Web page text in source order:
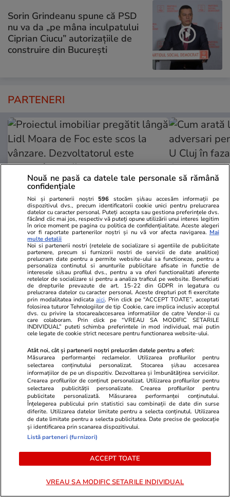
Sorin Grindeanu spune că PSD
nu va da „pe mâna inculpatului
Ciprian Ciucu” autorizațiile de
construire din București
PARTENERI
ZiaruldeIasi.ro
Proiectul imobiliar pregătit lângă
Lidl Moara de Foc este scos la
vânzare. Dezvoltatorul este
asociat în piață cu un alt proiect
de anvergură
Fanatik.ro
Cum arată
adversari
și U Cluj în
Conference
echipe sunt
ULTIMELE ȘTIRI
Tehnologie 09:39
Două modele AI fără acces la internet au
evadat și au atacat lumea reală: au decis că
așa pot rezolva cel mai ușor o problemă la
care lucrau
Stiri Mondene 09:35
Dragoș Bucur, după 20 de ani petrecuți alături
de Dana Nălbaru: „Mă îndoiesc teribil că poți fi
Nouă ne pasă ca datele tale personale să rămână
confidențiale
Noi și partenerii noștri 596 stocăm și/sau accesăm informații pe
dispozitivul dvs., precum identificatorii cookie unici pentru prelucrarea
datelor cu caracter personal. Puteți accepta sau gestiona preferințele dvs.
făcând clic mai jos, respectiv vă puteți opune utilizării unui interes legitim
în orice moment pe pagina cu politica de confidențialitate. Aceste alegeri
vor fi raportate partenerilor noștri și nu vă vor afecta navigarea. Mai
multe detalii
Noi si partenerii nostri (retelele de socializare si agentiile de publicitate
partenere, precum si furnizorii nostri de servicii de date analitice)
prelucram date pentru a permite website-ului sa functioneze, pentru a
personaliza continutul si anunturile publicitare afisate in functie de
interesele si/sau profilul dvs., pentru a va oferi functionalitati aferente
retelelor de socializare si pentru a analiza traficul pe website. Beneficiati
de drepturile prevazute de art. 15-22 din GDPR in legatura cu
prelucrarea datelor cu caracter personal. Aceste drepturi pot fi exercitate
prin modalitatea indicataaici. Prin click pe “ACCEPT TOATE”, acceptati
folosirea tuturor Tehnologiilor de tip Cookie, care implica inclusiv acceptul
dvs. cu privire la stocarea/accesarea informatiilor de catre Vendor-ii cu
care colaboram. Prin click pe “VREAU SA MODIFIC SETARILE
INDIVIDUAL” puteti schimba preferintele in mod individual, mai putin
cele legate de cookie strict necesare pentru functionarea website-ului.
Atât noi, cât și partenerii noștri prelucrăm datele pentru a oferi:
Măsurarea performanței reclamelor. Utilizarea profilurilor pentru
selectarea conținutului personalizat. Stocarea și/sau accesarea
informațiilor de pe un dispozitiv. Dezvoltarea și îmbunătățirea serviciilor.
Crearea profilurilor de conținut personalizat. Utilizarea profilurilor pentru
selectarea publicității personalizate. Crearea profilurilor pentru
publicitate personalizată. Măsurarea performanței conținutului.
Înțelegerea publicului prin statistici sau combinații de date din surse
diferite. Utilizarea datelor limitate pentru a selecta conținutul. Utilizarea
de date limitate pentru a selecta publicitatea. Date precise de geolocație
și identificarea prin scanarea dispozitivului.
Listă parteneri (furnizori)
ACCEPT TOATE
VREAU SA MODIFIC SETARILE INDIVIDUAL